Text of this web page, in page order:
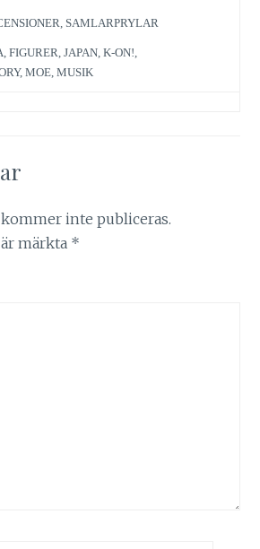
SAMLARPRYLAR
,FIGURER ,JAPAN ,K-ON!
,MOE ,MUSIK
inte publiceras.
märkta *